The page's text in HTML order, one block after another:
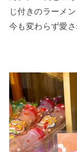
じ付きのラーメ
今も変わらず愛